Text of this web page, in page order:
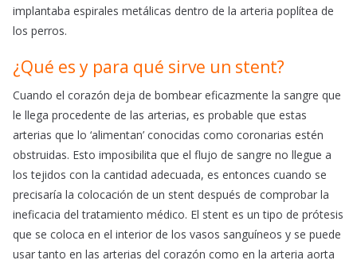
implantaba espirales metálicas dentro de la arteria poplítea de
los perros.
¿Qué es y para qué sirve un stent?
Cuando el corazón deja de bombear eficazmente la sangre que
le llega procedente de las arterias, es probable que estas
arterias que lo ‘alimentan’ conocidas como coronarias estén
obstruidas. Esto imposibilita que el flujo de sangre no llegue a
los tejidos con la cantidad adecuada, es entonces cuando se
precisaría la colocación de un stent después de comprobar la
ineficacia del tratamiento médico. El stent es un tipo de prótesis
que se coloca en el interior de los vasos sanguíneos y se puede
usar tanto en las arterias del corazón como en la arteria aorta